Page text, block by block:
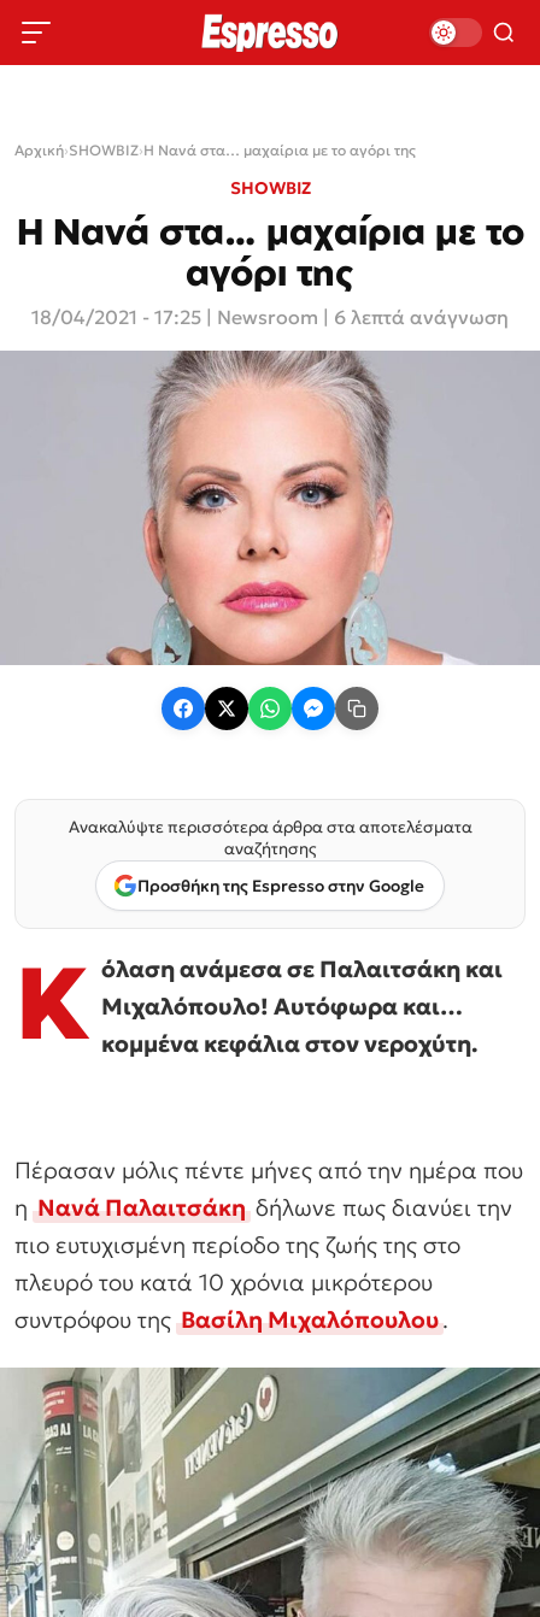
Αρχική›SHOWBIZ›Η Νανά στα… μαχαίρια με το αγόρι της
SHOWBIZ
Η Νανά στα… μαχαίρια με το
αγόρι της
18/04/2021 - 17:25 Newsroom | 6 λεπτά ανάγνωση
Ανακαλύψτε περισσότερα άρθρα στα αποτελέσματα
αναζήτησης
Προσθήκη της Espresso στην Google
K όλαση ανάμεσα σε Παλαιτσάκη και
Μιχαλόπουλο! Αυτόφωρα και…
κομμένα κεφάλια στον νεροχύτη.
Πέρασαν μόλις πέντε μήνες από την ημέρα που
ηΝανά Παλαιτσάκηδήλωνε πως διανύει την
πιο ευτυχισμένη περίοδο της ζωής της στο
πλευρό του κατά 10 χρόνια μικρότερου
συντρόφου τηςΒασίλη Μιχαλόπουλου.